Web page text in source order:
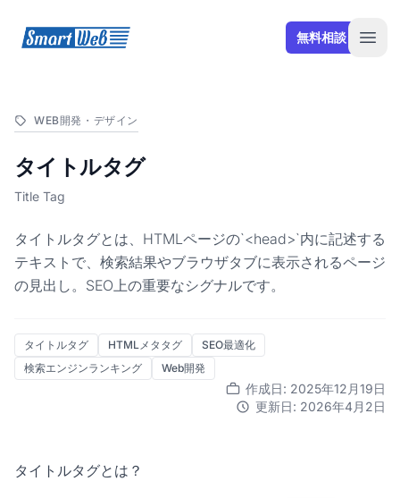
SmartWeb 無料相談
WEB開発・デザイン
タイトルタグ
Title Tag
タイトルタグとは、HTMLページの`<head>`内に記述する
テキストで、検索結果やブラウザタブに表示されるページ
の見出し。SEO上の重要なシグナルです。
タイトルタグ HTMLメタタグ
SEO最適化
検索エンジンランキング
Web開発
作成日: 2025年12月19日
更新日: 2026年4月2日
タイトルタグとは？